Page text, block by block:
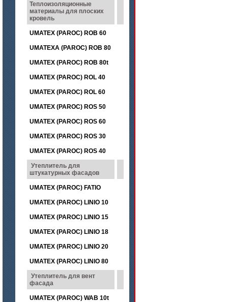
Теплоизоляционные
материалы для плоских
кровель
UMATEX (PAROC) ROB 60
UMATEXA (PAROC) ROB 80
UMATEX (PAROC) ROB 80t
UMATEX (PAROC) ROL 40
UMATEX (PAROC) ROL 60
UMATEX (PAROC) ROS 50
UMATEX (PAROC) ROS 60
UMATEX (PAROC) ROS 30
UMATEX (PAROC) ROS 40
Утеплитель для
штукатурных фасадов
UMATEX (PAROC) FATIO
UMATEX (PAROC) LINIO 10
UMATEX (PAROC) LINIO 15
UMATEX (PAROC) LINIO 18
UMATEX (PAROC) LINIO 20
UMATEX (PAROC) LINIO 80
Утеплитель для вент
фасада
UMATEX (PAROC) WAB 10t